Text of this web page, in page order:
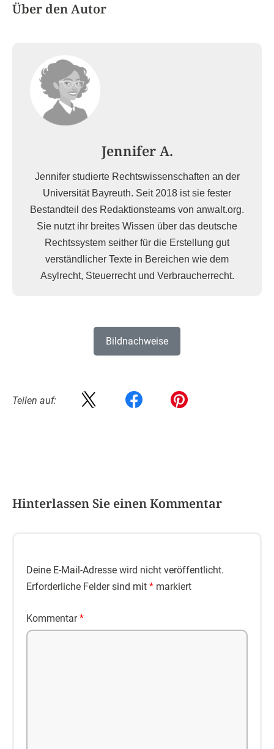
Über den Autor
Jennifer A.
Jennifer studierte Rechtswissenschaften an der
Universität Bayreuth. Seit 2018 ist sie fester
Bestandteil des Redaktionsteams von anwalt.org.
Sie nutzt ihr breites Wissen über das deutsche
Rechtssystem seither für die Erstellung gut
verständlicher Texte in Bereichen wie dem
Asylrecht, Steuerrecht und Verbraucherrecht.
Bildnachweise
Teilen auf:
Hinterlassen Sie einen Kommentar
Deine E-Mail-Adresse wird nicht veröffentlicht.
Erforderliche Felder sind mit * markiert
Kommentar*